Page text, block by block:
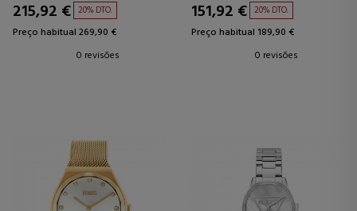
215,92 € 20% DTO.
Preço habitual 269,90 €
0 revisões
151,92 € 20% DTO.
Preço habitual 189,90 €
0 revisões